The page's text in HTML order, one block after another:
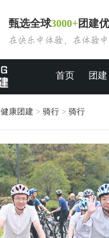
甄选全球3000+团建
首页 团建
健康团建 > 骑行> 骑行